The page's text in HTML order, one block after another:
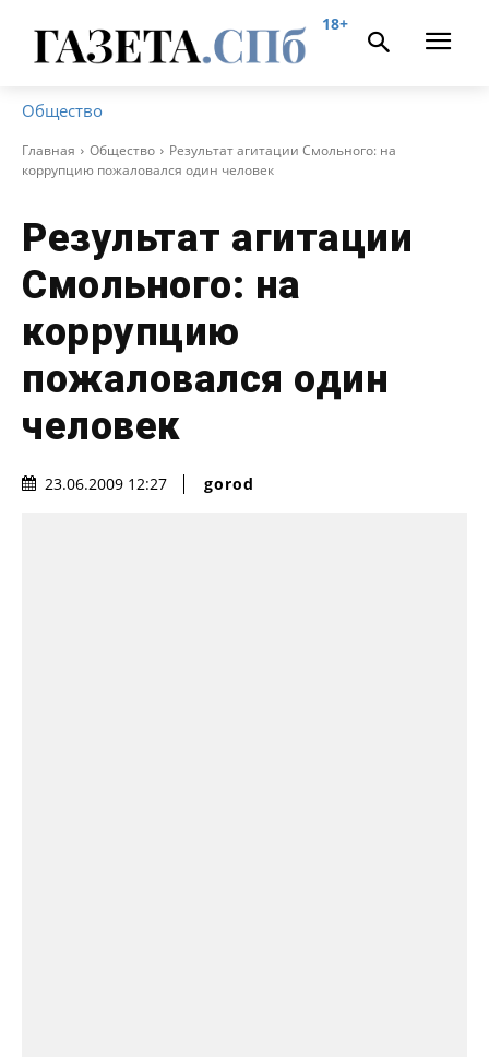
18+
Общество
Главная Общество
Результат агитации Смольного: на
коррупцию пожаловался один человек
Результат агитации
Смольного: на
коррупцию
пожаловался один
человек
23.06.2009 12:27 gorod